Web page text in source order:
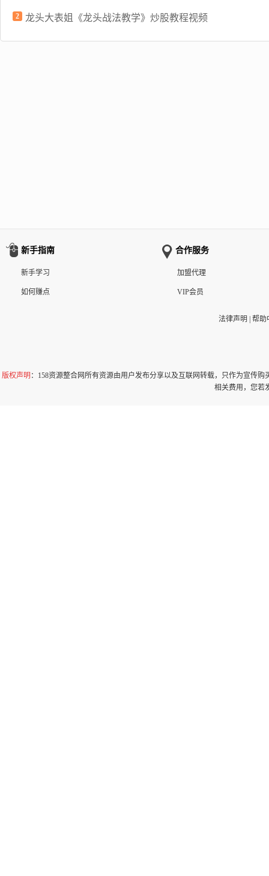
2 龙头大表姐《龙头战法教学》炒股教程视频
新手指南
新手学习
如何赚点
合作服务
加盟代理
VIP会员
法律声明 帮助
版权声明 ：158资源整合网所有资源由用户发布分享以及互联网转载，只作为宣传
相关费用，您若